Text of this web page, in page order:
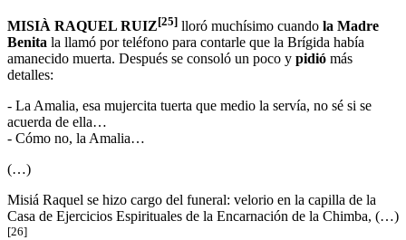
MISIÀ RAQUEL RUIZ[25] lloró muchísimo cuando la Madre
Benita la llamó por teléfono para contarle que la Brígida había
amanecido muerta. Después se consoló un poco y pidió más
detalles:
- La Amalia, esa mujercita tuerta que medio la servía, no sé si se
acuerda de ella…
- Cómo no, la Amalia…
(…)
Misiá Raquel se hizo cargo del funeral: velorio en la capilla de la
Casa de Ejercicios Espirituales de la Encarnación de la Chimba, (…)
[26]